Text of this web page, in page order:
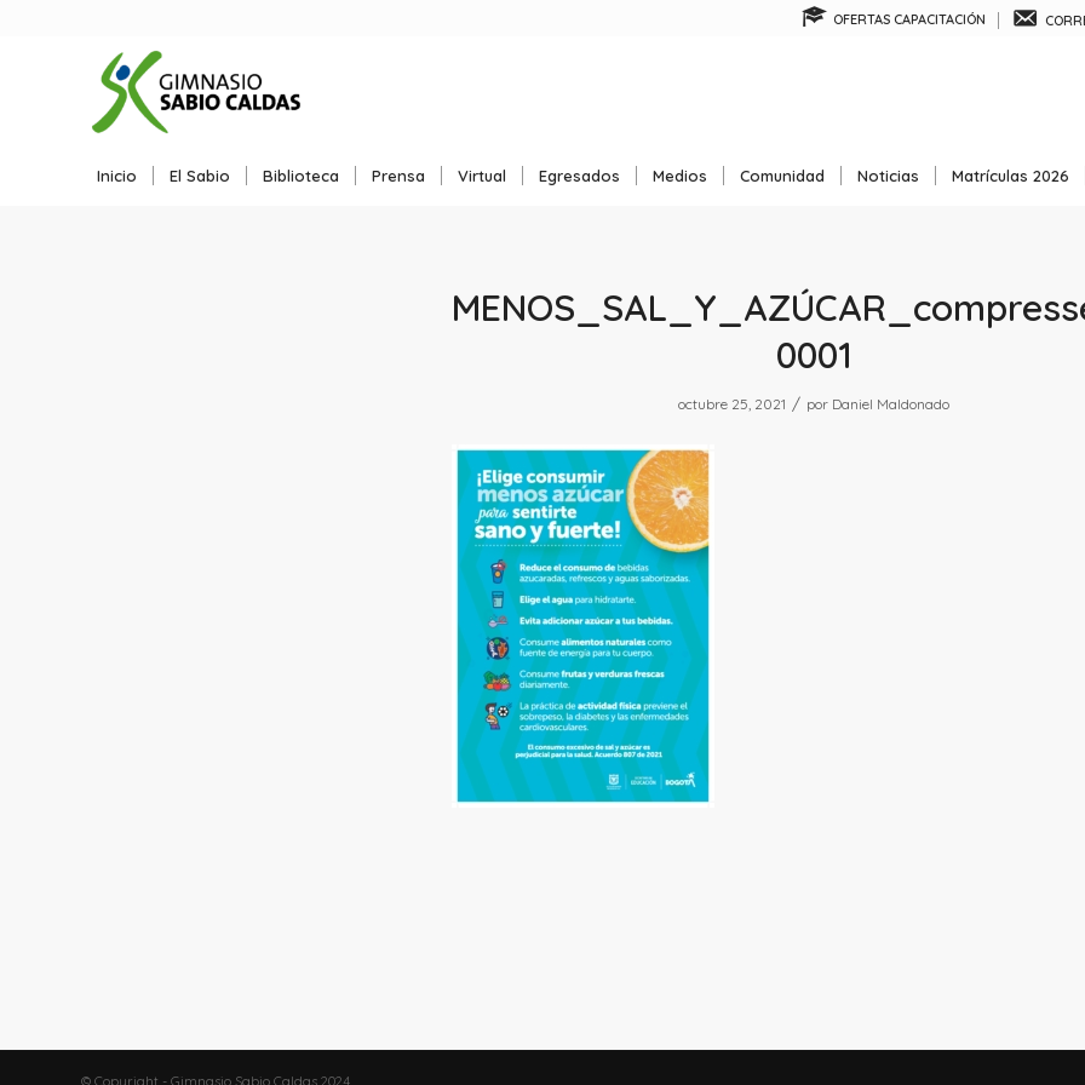
OFERTAS CAPACITACIÓN
Inicio El Sabio Biblioteca Prensa Virtual Egresados Medios Comunidad Noticias Matrículas 2026
0001
octubre 25, 2021 / por Daniel Maldonado